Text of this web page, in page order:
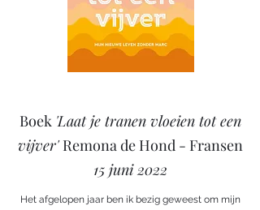
Boek 'Laat je tranen vloeien tot een
vijver'Remona de Hond - Fransen
15 juni 2022
Het afgelopen jaar ben ik bezig geweest om mijn